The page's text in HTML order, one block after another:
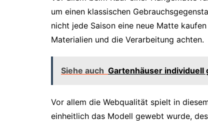
um einen klassischen
nicht jede Saison eine neue Matte
Materialien und die Verarbeitung achten.
Siehe auch Gartenhäuser individuell
Vor allem die Webqualität spielt in
einheitlich das Modell gewebt wurde,